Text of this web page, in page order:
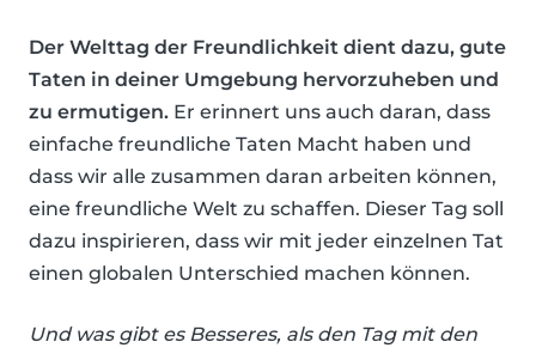
Der Welttag der Freundlichkeit dient dazu, gute
Taten in deiner Umgebung hervorzuheben und
zu ermutigen. Er erinnert uns auch daran, dass
einfache freundliche Taten Macht haben und
dass wir alle zusammen daran arbeiten können,
eine freundliche Welt zu schaffen. Dieser Tag soll
dazu inspirieren, dass wir mit jeder einzelnen Tat
einen globalen Unterschied machen können.
Und was gibt es Besseres, als den Tag mit den